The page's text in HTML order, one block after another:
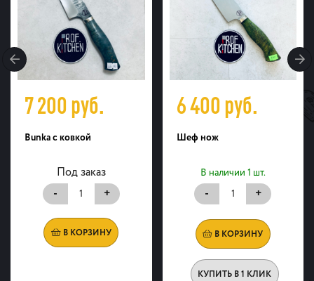
7 200руб.
Bunka с ковкой
Под заказ
-
+
В КОРЗИНУ
6 400руб.
Шеф нож
В наличии 1 шт.
- +
В КОРЗИНУ
КУПИТЬ В 1 КЛИК